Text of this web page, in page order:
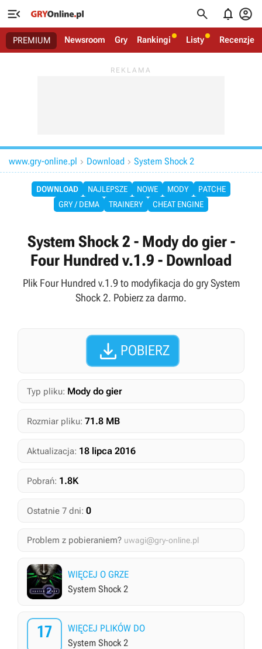
   
PREMIUM Newsroom Gry Rankingi Listy Recenzje
www.gry-online.pl  Download  System Shock 2
DOWNLOAD NAJLEPSZE NOWE MODY
PATCHE
GRY / DEMA
TRAINERY CHEAT ENGINE
System Shock 2 - Mody do gier -
Four Hundred v.1.9 - Download
Plik Four Hundred v.1.9 to modyfikacja do gry System
Shock 2. Pobierz za darmo.
 POBIERZ
Typ pliku: Mody do gier
Rozmiar pliku: 71.8 MB
Aktualizacja: 18 lipca 2016
Pobrań: 1.8K
Ostatnie 7 dni: 0
Problem z pobieraniem? uwagi@gry-online.pl
WIĘCEJ O GRZE
System Shock 2
17
WIĘCEJ PLIKÓW DO
System Shock 2